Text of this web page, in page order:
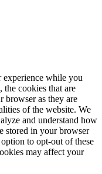
experience while you
the cookies that are
browser as they are
of the website. We
and understand how
stored in your browser
to opt-out of these
may affect your